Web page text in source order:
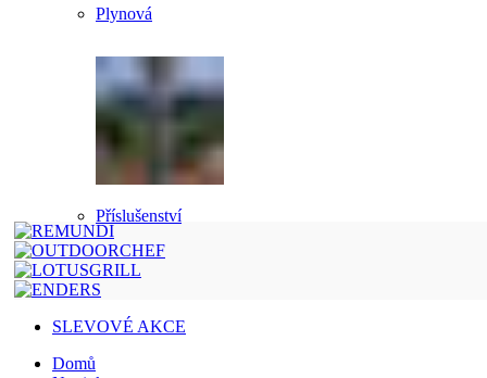
Plynová
Příslušenství
SLEVOVÉ AKCE
Domů